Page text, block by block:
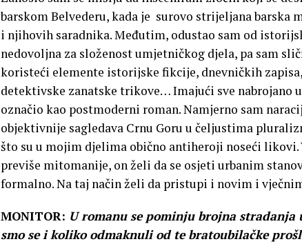
barskom Belvederu, kada je surovo strijeljana barska
i njihovih saradnika. Međutim, odustao sam od
nedovoljna za složenost umjetničkog djela, pa sam
koristeći elemente istorijske fikcije, dnevničkih
detektivske zanatske trikove… Imajući sve nabrojano
označio kao postmoderni roman. Namjerno sam
objektivnije sagledava Crnu Goru u čeljustima
što su u mojim djelima obično antiheroji noseći likovi.
previše mitomanije, on želi da se osjeti urbanim
formalno. Na taj način želi da pristupi i novim i
MONITOR: U romanu se pominju brojna stradanja
smo se i koliko odmaknuli od te bratoubilačke